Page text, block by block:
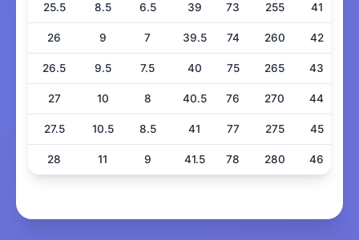
25.5 8.5 6.5 39 73 255 41
26 9 7 39.5 74 260 42
26.5 9.5 7.5 40 75 265 43
27 10 8 40.5 76 270 44
27.5 10.5 8.5 41 77 275 45
28 11 9 41.5 78 280 46